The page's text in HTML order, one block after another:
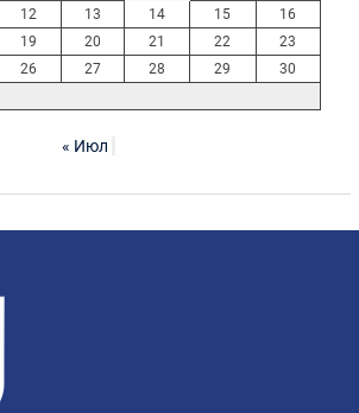
12 13 14 15
16
19 20 21 22
23
26 27 28 29
30
« Июл